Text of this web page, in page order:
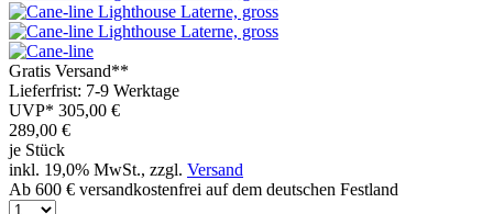
Gratis Versand**
Lieferfrist: 7-9 Werktage
UVP* 305,00 €
289,00 €
je Stück
inkl. 19,0% MwSt., zzgl. Versand
Ab 600 € versandkostenfrei auf dem deutschen Festland